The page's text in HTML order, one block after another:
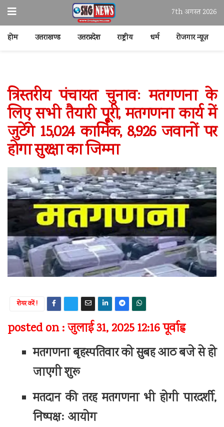
7th अगस्त 2026
होम उत्तराखण्ड उत्तरप्रदेश राष्ट्रीय धर्म रोजगार न्यूज़
त्रिस्तरीय पंचायत चुनावः मतगणना के
लिए सभी तैयारी पूरी, मतगणना कार्य में
जुटेंगे 15,024 कार्मिक, 8,926 जवानों पर
होगा सुरक्षा का जिम्मा
शेयर करें !
posted on : जुलाई 31, 2025 12:16 पूर्वाह्न
मतगणना बृहस्पतिवार को सुबह आठ बजे से हो
जाएगी शुरू
मतदान की तरह मतगणना भी होगी पारदर्शी,
निष्पक्षः आयोग